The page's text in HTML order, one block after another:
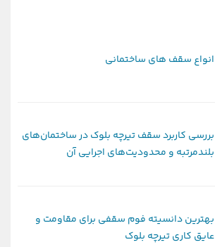
انواع سقف های ساختمانی
بررسی کاربرد سقف تیرچه بلوک در ساختمان‌های
بلندمرتبه و محدودیت‌های اجرایی آن
بهترین دانسیته فوم سقفی برای مقاومت و
عایق کاری تیرچه بلوک